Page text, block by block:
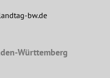
bw.de
Württemberg